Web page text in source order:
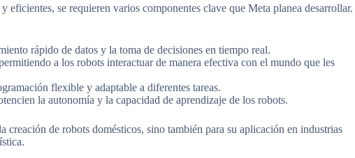
eficientes, se requieren varios componentes clave que Meta planea desarrollar.
rápido de datos y la toma de decisiones en tiempo real.
a los robots interactuar de manera efectiva con el mundo que les
flexible y adaptable a diferentes tareas.
la autonomía y la capacidad de aprendizaje de los robots.
creación de robots domésticos, sino también para su aplicación en industrias